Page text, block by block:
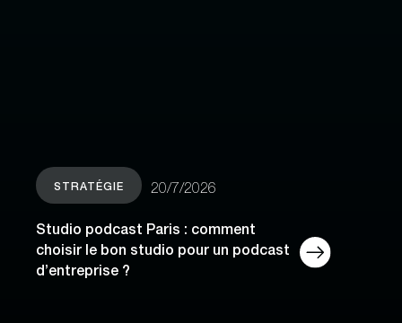
STRATÉGIE 20/7/2026
Studio podcast Paris : comment
choisir le bon studio pour un podcast
d’entreprise ?